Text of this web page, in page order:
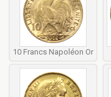
10 Francs Napoléon Or